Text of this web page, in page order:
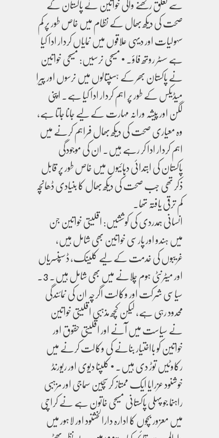
صحت کی دیکھ بھال کے نظام میں خاص طور پر کم
سہولیات اور دیہی علاقوں میں نمایاں کردار ادا کیا
ہے سسٹر روتھ فاؤ۔ • مسیحی نرسیں: مسیحی خواتین
نے پاکستان بھر کے ہسپتالوں میں نرسوں اور پیرا
میڈیکس کے طور پر اہم کردار ادا کیا ہے۔ اپنی
لگن اور پیشہ ورانہ مہارت کے لیے جانا جاتا ہے،
وہ معیاری صحت کی دیکھ بھال فراہم کرنے میں
اہم کردار ادا کر رہے ہیں۔ ان کی موجودگی
پاکستان کی ابتدائی دہائیوں میں خاص طور پر قابل
ذکر تھی جب صحت کی دیکھ بھال کا بنیادی ڈھانچہ
کم ترقی یافتہ تھا۔
انسانی ہمدردی کی کوششیں: اقلیتی خواتین جن
میں ہندو اور پارسی خواتین بھی شامل ہیں،
غریبوں کی خدمت کے لیے کلینک، ڈسپنسریاں
اور میٹرنٹی ہوم چلانے میں بھی شامل ہیں۔ 3.
سیاسی شرکت اور وکالت اگرچہ ان کی نمائندگی
محدود رہی ہے، لیکن کچھ مذہبی اقلیتی خواتین
نے سیاست میں آنے اور اقلیتی حقوق اور
خواتین کو بااختیار بنانے کی وکالت کرنے میں
رکاوٹیں توڑ دی ہیں۔ • کلپنا دیوی اور ریورنڈ
خوشنود عزرایا ایک ممتاز کرسچین سماجی اور مزہبی
راہنما جو پہلی پاکستانی مسیحی خاتون ہے نے کراچی
میں معزور بچوں کا ادارہ دارالخشنود اور لاہور میں